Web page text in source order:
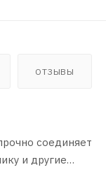
ОТЗЫВЫ
соединяет
и другие